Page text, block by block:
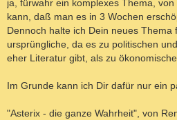
ja, fürwahr ein komplexes Thema,
kann, daß man es in 3 Wochen
Dennoch halte ich Dein neues Thema
ursprüngliche, da es zu politischen
eher Literatur gibt, als zu
Im Grunde kann ich Dir dafür nur ein
"Asterix - die ganze Wahrheit", von